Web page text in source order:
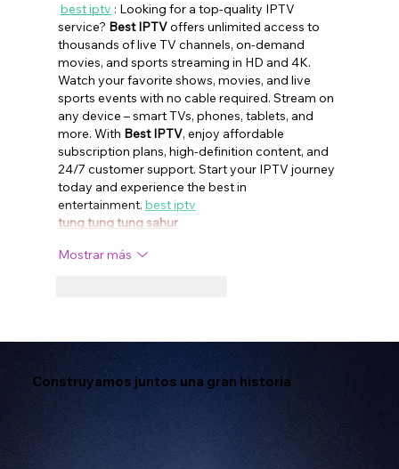
best iptv : Looking for a top-quality IPTV
service? Best IPTV offers unlimited access to
thousands of live TV channels, on-demand
movies, and sports streaming in HD and 4K.
Watch your favorite shows, movies, and live
sports events with no cable required. Stream on
any device – smart TVs, phones, tablets, and
more. With Best IPTV, enjoy affordable
subscription plans, high-definition content, and
24/7 customer support. Start your IPTV journey
today and experience the best in
entertainment. best iptv
tung tung tung sahur
Mostrar más
Construyamos juntos una gran historia